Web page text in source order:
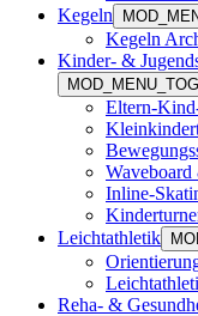
Kegeln
Kegeln
Kinder- &
Eltern-
Inline-
Leichtathletik
Reha- &